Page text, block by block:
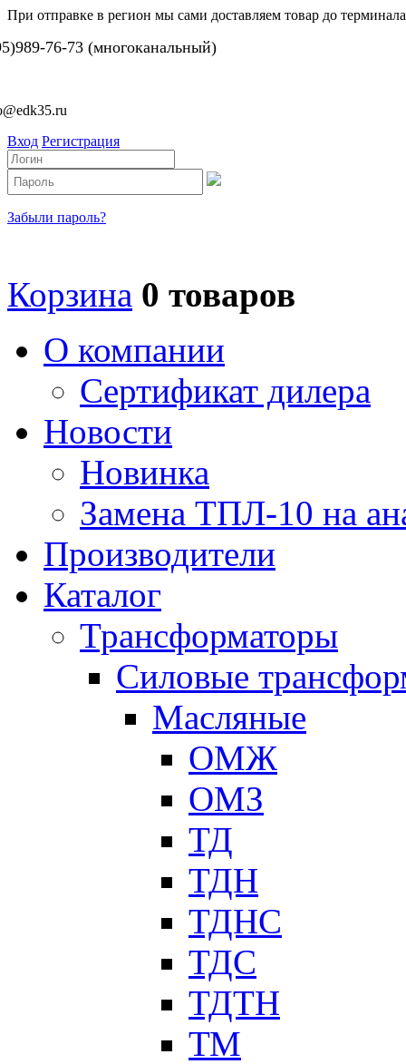
При отправке в регион мы сами доставляем товар до
76-73 (многоканальный)
Вход Регистрация
Забыли пароль?
Корзина 0 товаров
О компании
Сертификат дилера
Новости
Новинка
Замена ТПЛ-10 на
Производители
Каталог
Трансформаторы
Cиловые
Масляные
ОМЖ
ОМЗ
ТД
ТДН
ТДНС
ТДС
ТДТН
ТМ